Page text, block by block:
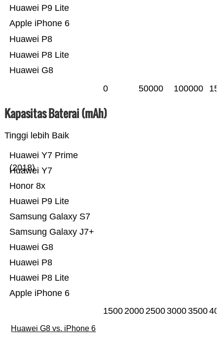
Huawei G8
Huawei P8 Lite
Huawei P8
Apple iPhone 6
Huawei P9 Lite
0 50000 100000
Kapasitas Baterai (mAh)
Tinggi lebih Baik
Apple iPhone 6
Huawei P8 Lite
Huawei P8
Huawei G8
Samsung Galaxy J7+
Samsung Galaxy S7
Huawei P9 Lite
Honor 8x
Huawei Y7
Huawei Y7 Prime
(2018)
15002000250030003500
Huawei G8 vs. iPhone 6